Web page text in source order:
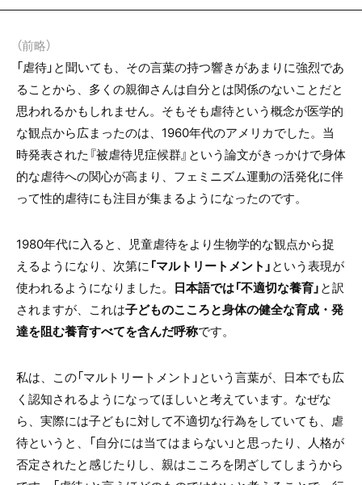
（前略）
「虐待」と聞いても、その言葉の持つ響きがあまりに強烈であ
ることから、多くの親御さんは自分とは関係のないことだと
思われるかもしれません。そもそも虐待という概念が医学的
な観点から広まったのは、 1960年代のアメリカでした。当
時発表された『被虐待児症候群』という論文がきっかけで身体
的な虐待への関心が高まり、フェミニズム運動の活発化に伴
って性的虐待にも注目が集まるようになったのです。
1980年代に入ると、児童虐待をより生物学的な観点から捉
えるようになり、次第に「マルトリートメント」という表現が
使われるようになりました。 日本語では「不適切な養育」と訳
されますが、これは子どものこころと身体の健全な育成・発
達を阻む養育すべてを含んだ呼称です。
私は、この「マルトリートメント」という言葉が、日本でも広
く認知されるようになってほしいと考えています。なぜな
ら、実際には子どもに対して不適切な行為をしていても、虐
待というと、「自分には当てはまらない」と思ったり、人格が
否定されたと感じたりし、親はこころを閉ざしてしまうから